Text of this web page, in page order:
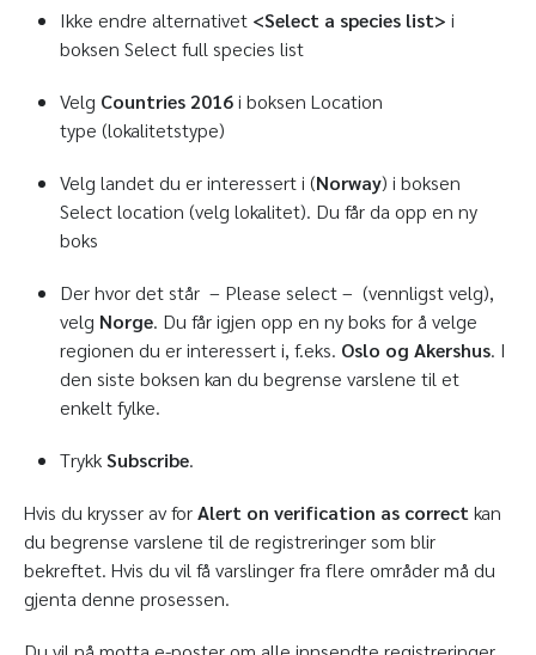
Ikke endre alternativet <Select a species list> i
boksen Select full species list
Velg Countries 2016i boksen Location
type (lokalitetstype)
Velg landet du er interessert i (Norway) i boksen
Select location (velg lokalitet). Du får da opp en ny
boks
Der hvor det står – Please select – (vennligst velg),
velg Norge. Du får igjen opp en ny boks for å velge
regionen du er interessert i, f.eks. Oslo og Akershus. I
den siste boksen kan du begrense varslene til et
enkelt fylke.
TrykkSubscribe.
Hvis du krysser av forAlert on verification as correct kan
du begrense varslene til de registreringer som blir
bekreftet. Hvis du vil få varslinger fra flere områder må du
gjenta denne prosessen.